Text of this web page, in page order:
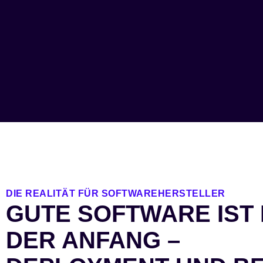
DIE REALITÄT FÜR SOFTWAREHERSTELLER
GUTE SOFTWARE IST
DER ANFANG –